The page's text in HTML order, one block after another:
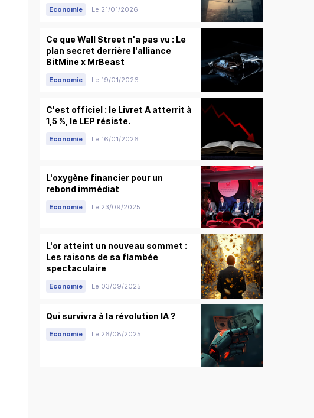
Economie Le 21/01/2026
Ce que Wall Street n'a pas vu : Le
plan secret derrière l'alliance
BitMine x MrBeast
Economie Le 19/01/2026
C'est officiel : le Livret A atterrit à
1,5 %, le LEP résiste.
Economie Le 16/01/2026
L'oxygène financier pour un
rebond immédiat
Economie Le 23/09/2025
L'or atteint un nouveau sommet :
Les raisons de sa flambée
spectaculaire
Economie Le 03/09/2025
Qui survivra à la révolution IA ?
Economie Le 26/08/2025